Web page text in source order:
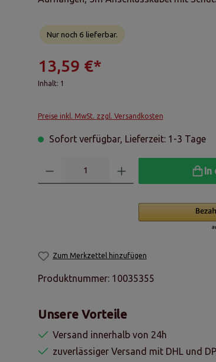
Nur noch 6 lieferbar.
13,59 €*
Inhalt: 1
Preise inkl. MwSt. zzgl. Versandkosten
Sofort verfügbar, Lieferzeit: 1-3 Tage
In
Zum Merkzettel hinzufügen
Produktnummer: 10035355
Unsere Vorteile
Versand innerhalb von 24h
zuverlässiger Versand mit DHL und